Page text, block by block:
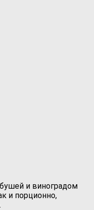
и виноградом
и порционно,